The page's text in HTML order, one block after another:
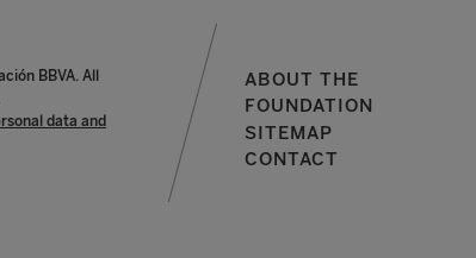
BBVA. All
data and
ABOUT THE
FOUNDATION
SITEMAP
CONTACT